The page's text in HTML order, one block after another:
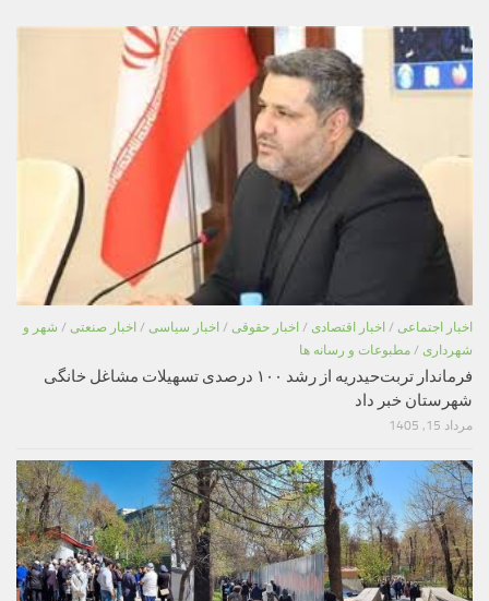
اخبار اجتماعی / اخبار اقتصادی / اخبار حقوقی / اخبار سیاسی / اخبار صنعتی / شهر و
شهرداری / مطبوعات و رسانه ها
فرماندار تربت‌حیدریه از رشد ۱۰۰ درصدی تسهیلات مشاغل خانگی
شهرستان خبر داد
مرداد 15, 1405